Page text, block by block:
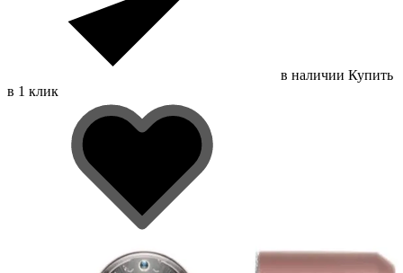
в наличии Купить
в 1 клик